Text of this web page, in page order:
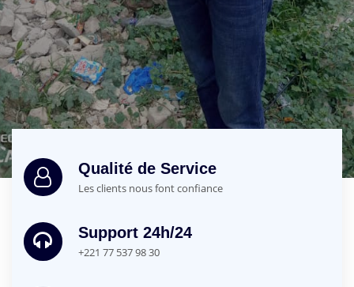
Qualité de Service
Les clients nous font confiance
Support 24h/24
+221 77 537 98 30